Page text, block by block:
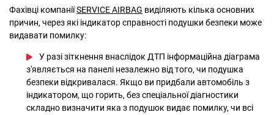
Фахівці компаніїSERVICE AIRBAG виділяють кілька основних
причин, через які індикатор справності подушки безпеки може
видавати помилку:
У разі зіткнення внаслідок ДТП інформаційна діаграма
з'являється на панелі незалежно від того, чи подушка
безпеки відкривалася. Якщо ви придбали автомобіль з
індикатором, що горить, без спеціальної діагностики
складно визначити яка з подушок видає помилку, чи всі